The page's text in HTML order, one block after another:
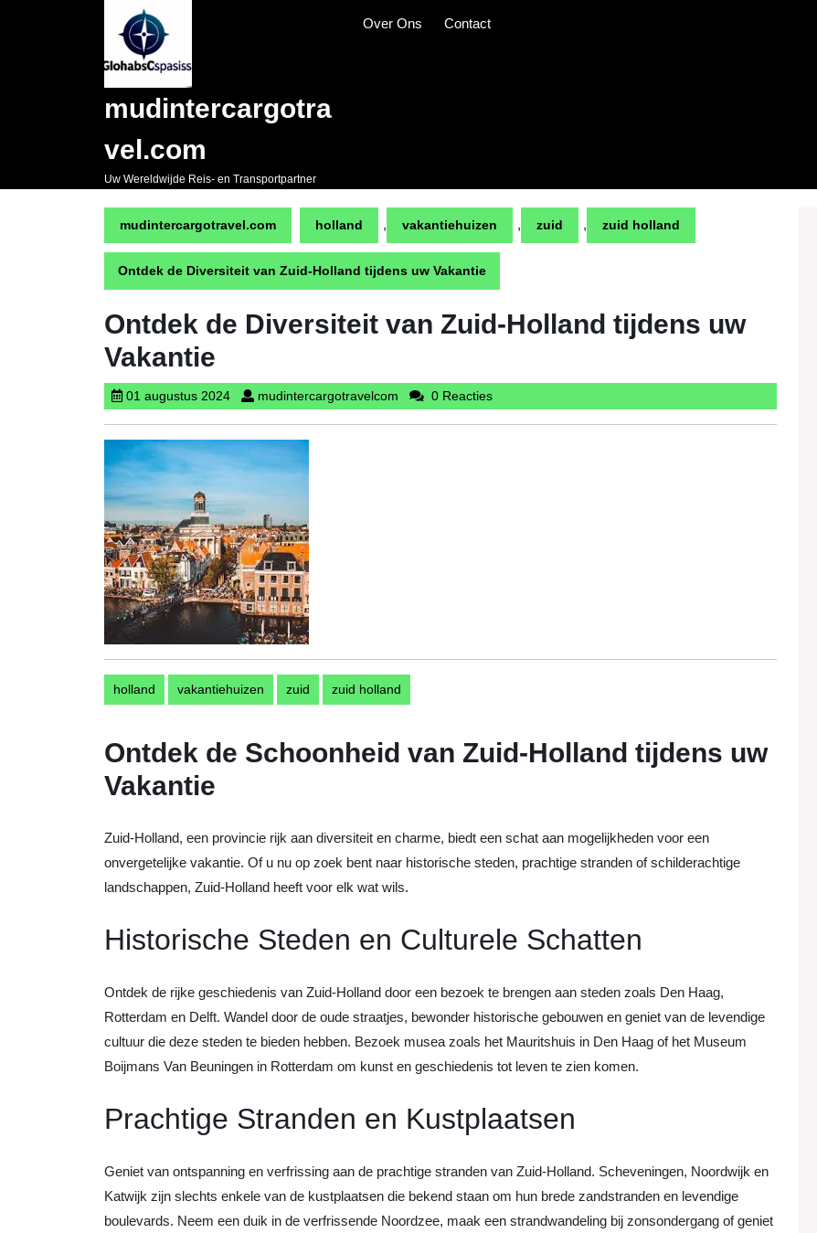
mudintercargotra
vel.com
Uw Wereldwijde Reis- en Transportpartner
Over Ons Contact
mudintercargotravel.com holland , vakantiehuizen , zuid , zuid holland
Ontdek de Diversiteit van Zuid-Holland tijdens uw Vakantie
Ontdek de Diversiteit van Zuid-Holland tijdens uw
Vakantie
01 augustus 202401
augustus
mudintercargotravelcom mudintercargotravelcom
0 Reacties
holland vakantiehuizen zuid zuid holland
Ontdek de Schoonheid van Zuid-Holland tijdens uw
Vakantie
Zuid-Holland, een provincie rijk aan diversiteit en charme, biedt een schat aan mogelijkheden voor een
onvergetelijke vakantie. Of u nu op zoek bent naar historische steden, prachtige stranden of schilderachtige
landschappen, Zuid-Holland heeft voor elk wat wils.
Historische Steden en Culturele Schatten
Ontdek de rijke geschiedenis van Zuid-Holland door een bezoek te brengen aan steden zoals Den Haag,
Rotterdam en Delft. Wandel door de oude straatjes, bewonder historische gebouwen en geniet van de levendige
cultuur die deze steden te bieden hebben. Bezoek musea zoals het Mauritshuis in Den Haag of het Museum
Boijmans Van Beuningen in Rotterdam om kunst en geschiedenis tot leven te zien komen.
Prachtige Stranden en Kustplaatsen
Geniet van ontspanning en verfrissing aan de prachtige stranden van Zuid-Holland. Scheveningen, Noordwijk en
Katwijk zijn slechts enkele van de kustplaatsen die bekend staan om hun brede zandstranden en levendige
boulevards. Neem een duik in de verfrissende Noordzee, maak een strandwandeling bij zonsondergang of geniet